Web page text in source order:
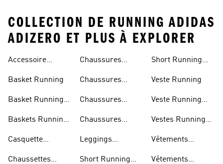
COLLECTION DE RUNNING ADIDAS
ADIZERO ET PLUS À EXPLORER
Accessoire
Basket Running
Basket Running
Baskets Running
Casquette
Chaussettes
Chaussures
Chaussures
Chaussures
Chaussures
Leggings
Short Running
Short Running
Veste Running
Veste Running
Vestes Running
Vêtements
Vêtements